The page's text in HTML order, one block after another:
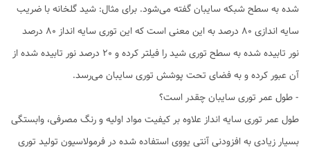
شده به سطح شبکه سایبان گفته می‌شود. برای مثال: شید گلخانه با ضریب
سایه اندازی 80 درصد به این معنی است که این توری سایه انداز 80 درصد
نور تابیده شده به سطح توری شید را فیلتر کرده و 20 درصد نور تابیده شده از
آن عبور کرده و به فضای تحت پوشش توری سایبان می‌رسد.
- طول عمر توری سایبان چقدر است؟
طول عمر توری سایه انداز علاوه بر کیفیت مواد اولیه و رنگ مصرفی، وابستگی
بسیار زیادی به افزودنی آنتی یووی استفاده شده در فرمولاسیون تولید توری